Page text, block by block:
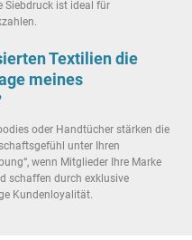
Siebdruck ist ideal für
Textilien die
meines
oder Handtücher stärken die
unter Ihren
wenn Mitglieder Ihre Marke
schaffen durch exklusive
Kundenloyalität.